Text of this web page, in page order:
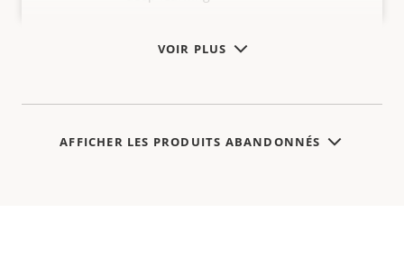
VOIR PLUS
AFFICHER LES PRODUITS ABANDONNÉS